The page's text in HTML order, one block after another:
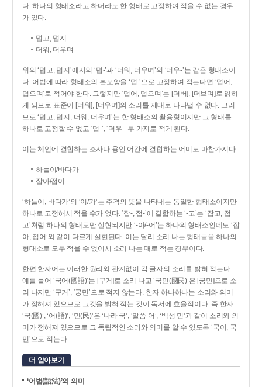
다. 하나의 형태소라고 하더라도 한 형태로 고정하여 적을 수 없는 경우
가 있다.
덥고, 덥지
더워, 더우며
위의 ‘덥고, 덥지’에서의 ‘덥-­’과 ‘더워, 더우며’의 ‘더우-­’는 같은 형태소이
다. 어법에 따라 형태소의 본모양을 ‘덥-­’으로 고정하여 적는다면 ‘덥어,
덥으며’로 적어야 한다. 그렇지만 ‘덥어, 덥으며’는 [더버], [더브며]로 읽히
게 되므로 표준어 [더워], [더우며]의 소리를 제대로 나타낼 수 없다. 그러
므로 ‘덥고, 덥지, 더워, 더우며’는 한 형태소의 활용형이지만 그 형태를
하나로 고정할 수 없고 ‘덥-’, ‘더우-’ 두 가지로 적게 된다.
이는 체언에 결합하는 조사나 용언 어간에 결합하는 어미도 마찬가지다.
하늘이/바다가
잡아/접어
‘하늘이, 바다가’의 ‘이/가’는 주격의 뜻을 나타내는 동일한 형태소이지만
하나로 고정해서 적을 수가 없다. ‘잡-, 접-’에 결합하는 ‘-고’는 ‘잡고, 접
고’처럼 하나의 형태로만 실현되지만 ‘-아/-어’는 하나의 형태소인데도 ‘잡
아, 접어’와 같이 다르게 실현된다. 이는 달리 소리 나는 형태들을 하나의
형태소로 모두 적을 수 없어서 소리 나는 대로 적는 경우이다.
한편 한자어는 이러한 원리와 관계없이 각 글자의 소리를 밝혀 적는다.
예를 들어 ‘국어(國語)’는 [구거]로 소리 나고 ‘국민(國民)’은 [궁민]으로 소
리 나지만 ‘구거’, ‘궁민’으로 적지 않는다. 한자 하나하나는 소리와 의미
가 정해져 있으므로 그것을 밝혀 적는 것이 독서에 효율적이다. 즉 한자
‘국(國)’, ‘어(語)’, ‘민(民)’은 ‘나라 국’, ‘말씀 어’, ‘백성 민’과 같이 소리와 의
미가 정해져 있으므로 그 독립적인 소리와 의미를 알 수 있도록 ‘국어, 국
민’으로 적는다.
더 알아보기
‘어법(語法)’의 의미